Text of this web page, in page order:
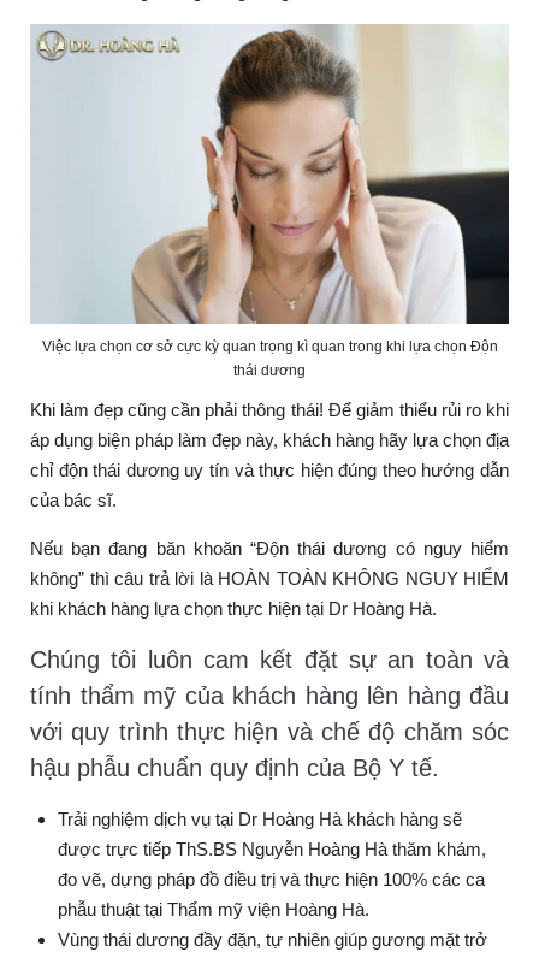
Việc lựa chọn cơ sở cực kỳ quan trọng kì quan trong khi lựa chọn Độn
thái dương
Khi làm đẹp cũng cần phải thông thái! Để giảm thiểu rủi ro khi
áp dụng biện pháp làm đẹp này, khách hàng hãy lựa chọn địa
chỉ độn thái dương uy tín và thực hiện đúng theo hướng dẫn
của bác sĩ.
Nếu bạn đang băn khoăn “Độn thái dương có nguy hiểm
không” thì câu trả lời là HOÀN TOÀN KHÔNG NGUY HIỂM
khi khách hàng lựa chọn thực hiện tại Dr Hoàng Hà.
Chúng tôi luôn cam kết đặt sự an toàn và
tính thẩm mỹ của khách hàng lên hàng đầu
với quy trình thực hiện và chế độ chăm sóc
hậu phẫu chuẩn quy định của Bộ Y tế.
Trải nghiệm dịch vụ tại Dr Hoàng Hà khách hàng sẽ
được trực tiếp ThS.BS Nguyễn Hoàng Hà thăm khám,
đo vẽ, dựng pháp đồ điều trị và thực hiện 100% các ca
phẫu thuật tại Thẩm mỹ viện Hoàng Hà.
Vùng thái dương đầy đặn, tự nhiên giúp gương mặt trở